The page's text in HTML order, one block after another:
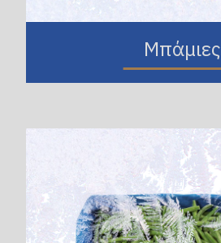
Μπάμιες